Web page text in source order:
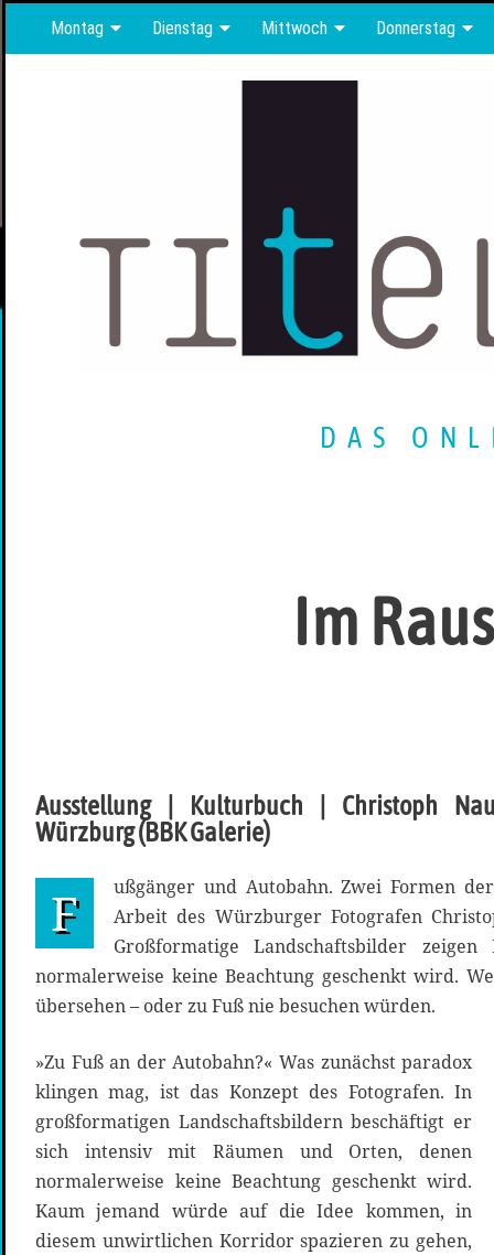
Montag Dienstag Mittwoch Donnerstag
DAS
Im
Ausstellung | Kulturbuch | Christoph
Würzburg (BBK Galerie)
F
ußgänger und Autobahn. Zwei Formen
Arbeit des Würzburger Fotografen
Großformatige Landschaftsbilder
normalerweise keine Beachtung geschenkt wird.
übersehen – oder zu Fuß nie besuchen würden.
»Zu Fuß an der Autobahn?« Was zunächst paradox
klingen mag, ist das Konzept des Fotografen. In
großformatigen Landschaftsbildern beschäftigt er
sich intensiv mit Räumen und Orten, denen
normalerweise keine Beachtung geschenkt wird.
Kaum jemand würde auf die Idee kommen, in
diesem unwirtlichen Korridor spazieren zu gehen,